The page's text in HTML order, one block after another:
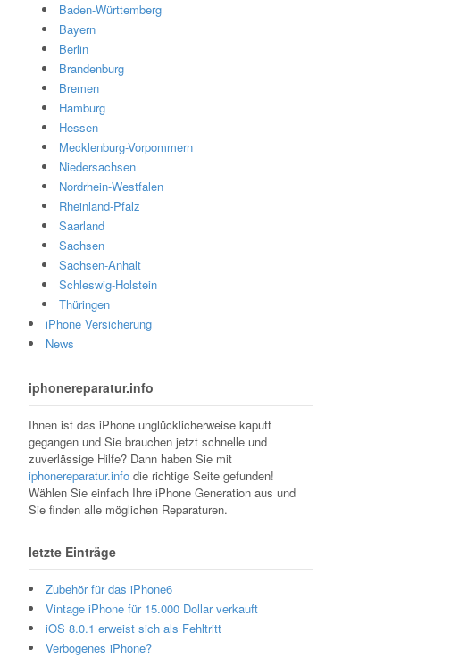
Baden-Württemberg
Bayern
Berlin
Brandenburg
Bremen
Hamburg
Hessen
Mecklenburg-Vorpommern
Niedersachsen
Nordrhein-Westfalen
Rheinland-Pfalz
Saarland
Sachsen
Sachsen-Anhalt
Schleswig-Holstein
Thüringen
iPhone Versicherung
News
iphonereparatur.info
Ihnen ist das iPhone unglücklicherweise kaputt
gegangen und Sie brauchen jetzt schnelle und
zuverlässige Hilfe? Dann haben Sie mit
iphonereparatur.infodie richtige Seite gefunden!
Wählen Sie einfach Ihre iPhone Generation aus und
Sie finden alle möglichen Reparaturen.
letzte Einträge
Zubehör für das iPhone6
Vintage iPhone für 15.000 Dollar verkauft
iOS 8.0.1 erweist sich als Fehltritt
Verbogenes iPhone?